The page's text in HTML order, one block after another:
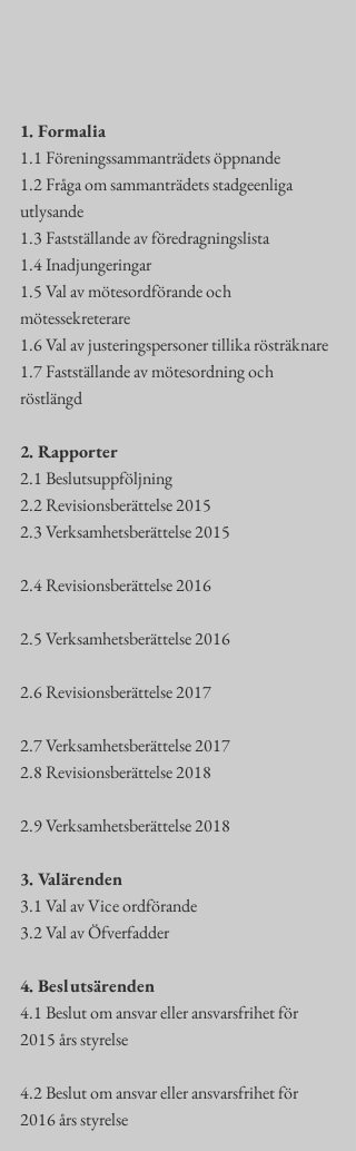
1. Formalia
1.1 Föreningssammanträdets öppnande
1.2 Fråga om sammanträdets stadgeenliga
utlysande
1.3 Fastställande av föredragningslista
1.4 Inadjungeringar
1.5 Val av mötesordförande och
mötessekreterare
1.6 Val av justeringspersoner tillika rösträknare
1.7 Fastställande av mötesordning och
röstlängd
2. Rapporter
2.1 Beslutsuppföljning
2.2 Revisionsberättelse 2015
2.3 Verksamhetsberättelse 2015
2.4 Revisionsberättelse 2016
2.5 Verksamhetsberättelse 2016
2.6 Revisionsberättelse 2017
2.7 Verksamhetsberättelse 2017
2.8 Revisionsberättelse 2018
2.9 Verksamhetsberättelse 2018
3. Valärenden
3.1 Val av Vice ordförande
3.2 Val av Öfverfadder
4. Beslutsärenden
4.1 Beslut om ansvar eller ansvarsfrihet för
2015 års styrelse
4.2 Beslut om ansvar eller ansvarsfrihet för
2016 års styrelse